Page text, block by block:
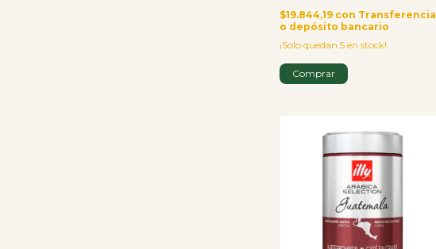
$19.844,19 con Transferencia
o depósito bancario
¡Solo quedan5 en stock!